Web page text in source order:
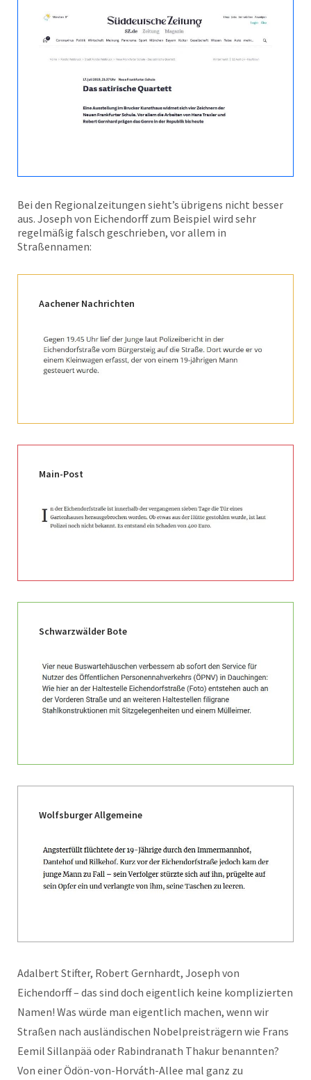
Bei den Regionalzeitungen sieht’s übrigens nicht besser
aus. Joseph von Eichendorff zum Beispiel wird sehr
regelmäßig falsch geschrieben, vor allem in
Straßennamen:
Aachener Nachrichten
Main-Post
Schwarzwälder Bote
Wolfsburger Allgemeine
Adalbert Stifter, Robert Gernhardt, Joseph von
Eichendorff – das sind doch eigentlich keine komplizierten
Namen! Was würde man eigentlich machen, wenn wir
Straßen nach ausländischen Nobelpreisträgern wie Frans
Eemil Sillanpää oder Rabindranath Thakur benannten?
Von einer Ödön-von-Horváth-Allee mal ganz zu